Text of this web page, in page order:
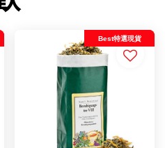
Best特選現貨